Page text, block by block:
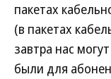
пакетах
(в пакетах
завтра нас
были для